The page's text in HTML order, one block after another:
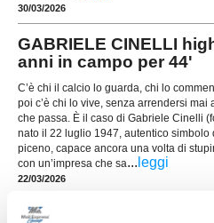
30/03/2026
GABRIELE CINELLI
anni in campo per 44'
C’è chi il calcio lo guarda, chi lo
poi c’è chi lo vive, senza arrendersi mai
che passa. È il caso di Gabriele Cinelli
nato il 22 luglio 1947, autentico simbolo
piceno, capace ancora una volta di
con un’impresa che sa... leggi
22/03/2026
SECONDA H. Tantaoui